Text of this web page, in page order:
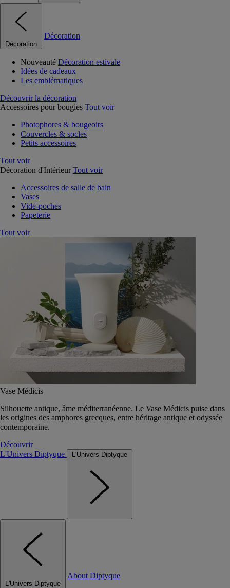
Décoration
Décoration
Nouveauté Décoration estivale
Idées de cadeaux
Les emblématiques
Découvrir la décoration
Accessoires pour bougies Tout voir
Photophores & bougeoirs
Couvercles & socles
Petits accessoires
Tout voir
Décoration d'Intérieur Tout voir
Accessoires de salle de bain
Vases
Vide-poches
Papeterie
Tout voir
Vase Médicis
Silhouette antique, âme méditerranéenne. Le Vase Médicis puise dans
les origines des amphores grecques, entre héritage antique et odyssée
contemporaine.
Découvrir
L'Univers Diptyque
L'Univers Diptyque
L'Univers Diptyque
About Diptyque